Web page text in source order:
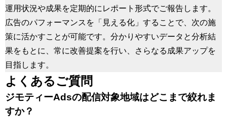
運用状況や成果を定期的にレポート形式でご報告します。
広告のパフォーマンスを「見える化」することで、次の施
策に活かすことが可能です。分かりやすいデータと分析結
果をもとに、常に改善提案を行い、さらなる成果アップを
目指します。
よくあるご質問
ジモティーAdsの配信対象地域はどこまで絞れま
すか？